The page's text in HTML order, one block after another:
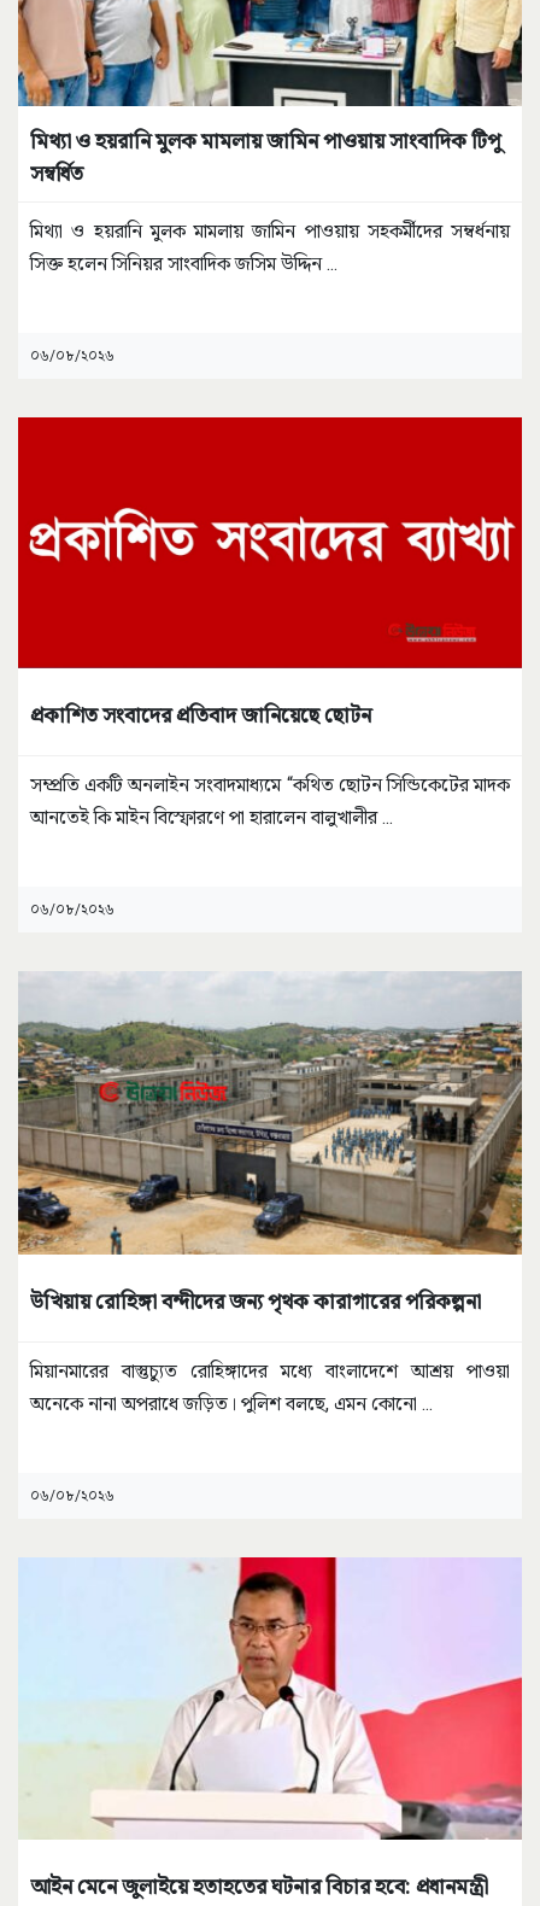
মিথ্যা ও হয়রানি মুলক মামলায় জামিন পাওয়ায় সাংবাদিক টিপু
সম্বর্ধিত
মিথ্যা ও হয়রানি মুলক মামলায় জামিন পাওয়ায় সহকর্মীদের সম্বর্ধনায়
সিক্ত হলেন সিনিয়র সাংবাদিক জসিম উদ্দিন ...
০৬/০৮/২০২৬
প্রকাশিত সংবাদের প্রতিবাদ জানিয়েছে ছোটন
সম্প্রতি একটি অনলাইন সংবাদমাধ্যমে “কথিত ছোটন সিন্ডিকেটের মাদক
আনতেই কি মাইন বিস্ফোরণে পা হারালেন বালুখালীর...
০৬/০৮/২০২৬
উখিয়ায় রোহিঙ্গা বন্দীদের জন্য পৃথক কারাগারের পরিকল্পনা
মিয়ানমারের বাস্তুচ্যুত রোহিঙ্গাদের মধ্যে বাংলাদেশে আশ্রয় পাওয়া
অনেকে নানা অপরাধে জড়িত। পুলিশ বলছে, এমন কোনো ...
০৬/০৮/২০২৬
আইন মেনে জুলাইয়ে হতাহতের ঘটনার বিচার হবে: প্রধানমন্ত্রী